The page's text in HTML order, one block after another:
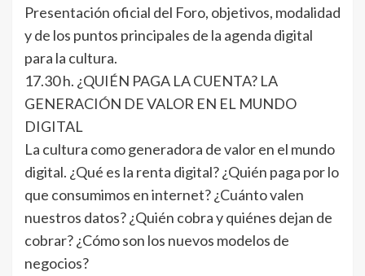
Presentación oficial del Foro, objetivos, modalidad
y de los puntos principales de la agenda digital
para la cultura.
17.30 h. ¿QUIÉN PAGA LA CUENTA? LA
GENERACIÓN DE VALOR EN EL MUNDO
DIGITAL
La cultura como generadora de valor en el mundo
digital. ¿Qué es la renta digital? ¿Quién paga por lo
que consumimos en internet? ¿Cuánto valen
nuestros datos? ¿Quién cobra y quiénes dejan de
cobrar? ¿Cómo son los nuevos modelos de
negocios?